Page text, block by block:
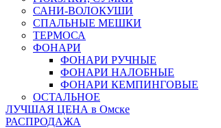
САНИ-ВОЛОКУШИ
СПАЛЬНЫЕ МЕШКИ
ТЕРМОСА
ФОНАРИ
ФОНАРИ РУЧНЫЕ
ФОНАРИ НАЛОБНЫЕ
ФОНАРИ КЕМПИНГОВЫЕ
ОСТАЛЬНОЕ
ЛУЧШАЯ ЦЕНА в Омске
РАСПРОДАЖА